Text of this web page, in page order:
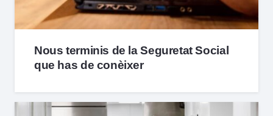
Nous terminis de la Seguretat Social
que has de conèixer